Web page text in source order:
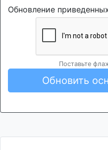
Обновление
Поставьте
Обновить